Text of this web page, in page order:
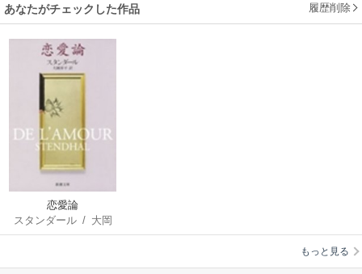
あなたがチェックした作品 履歴削除
恋愛論
スタンダール/ 大岡
昇平
もっと見る